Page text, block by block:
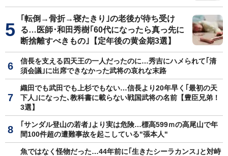
｢転倒→骨折→寝たきり｣の老後が待ち受け
る…医師･和田秀樹｢60代になったら真っ先に
断捨離すべきもの｣【定年後の黄金期3選】
信長を支える四天王の一人だったのに…秀吉にハメられて｢清
須会議｣に出席できなかった武将の哀れな末路
織田でも武田でも上杉でもない…信長より20年早く｢最初の天
下人｣になった､教科書に載らない戦国武将の名前【豊臣兄弟！
3選】
｢サンダル登山の若者｣より実は危険…標高599ｍの高尾山で年
間100件超の遭難事故を起こしている"張本人"
魚ではなく怪物だった…44年前に｢生きたシーラカンス｣と対峙